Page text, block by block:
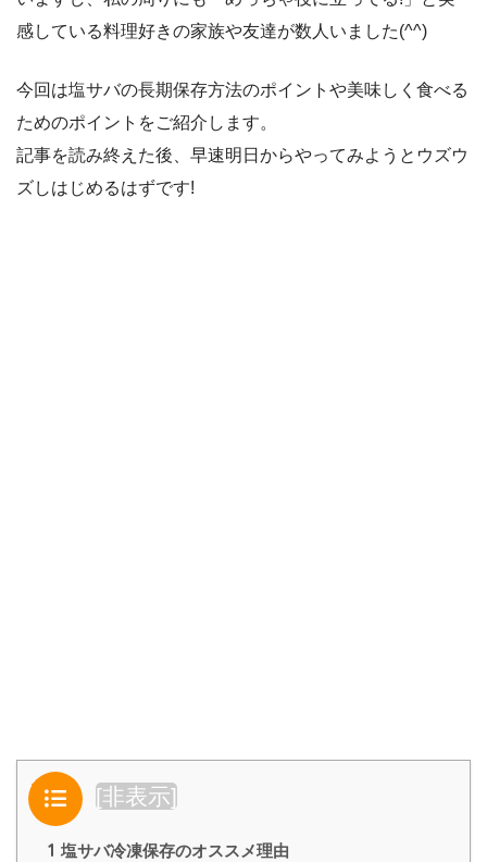
感している料理好きの家族や友達が数人いました(^^)
今回は塩サバの長期保存方法のポイントや美味しく食べる
ためのポイントをご紹介します。
記事を読み終えた後、早速明日からやってみようとウズウ
ズしはじめるはずです!
目次 [非表示]
1 塩サバ冷凍保存のオススメ理由